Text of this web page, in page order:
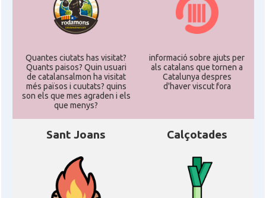
Acció ACCIÓ a Silicon Valley
Acció Acció a Washington DC
Acció ACCIÓ Miami
Delegació
Delegació del Govern als Estats
Units i Canadà (New York)
Delegació
Delegació del Govern als Estats
Units i Canadà (Washington)
Quantes ciutats has visitat?
Quants paisos? Quin usuari
de catalansalmon ha visitat
més països i cuutats? quins
son els que mes agraden i els
que menys?
informació sobre ajuts per
als catalans que tornen a
Catalunya despres
d'haver viscut fora
Sant Joans Calçotades